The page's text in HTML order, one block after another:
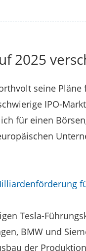
2025
seine Pläne
IPO-
für einen
Tesla-
BMW und
der